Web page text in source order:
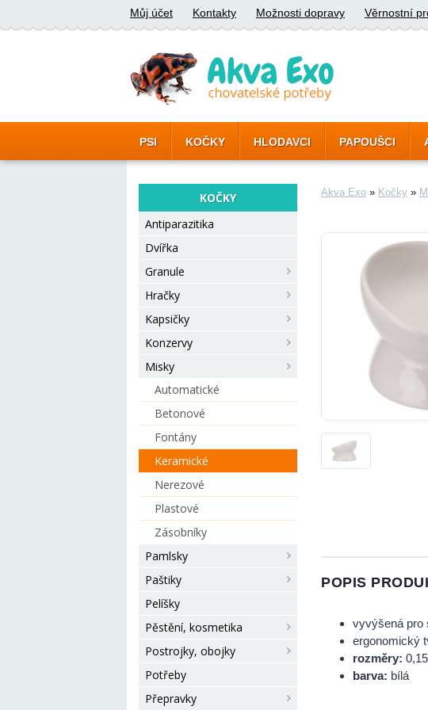
Můj účet Kontakty Možnosti dopravy Věrnostní
PSI KOČKY HLODAVCI PAPOUŠCI
KOČKY
Antiparazitika
Dvířka
Granule
Hračky
Kapsičky
Konzervy
Misky
Automatické
Betonové
Fontány
Keramické
Nerezové
Plastové
Zásobníky
Pamlsky
Paštiky
Pelíšky
Pěstění, kosmetika
Postrojky, obojky
Potřeby
Přepravky
Akva Exo » Kočky »
POPIS
vyvýšená pro
ergonomický
rozměry:
barva: bílá